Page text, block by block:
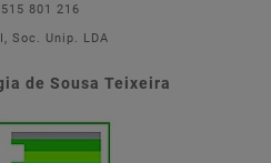
515 801 216
Soc. Unip. LDA
de Sousa Teixeira